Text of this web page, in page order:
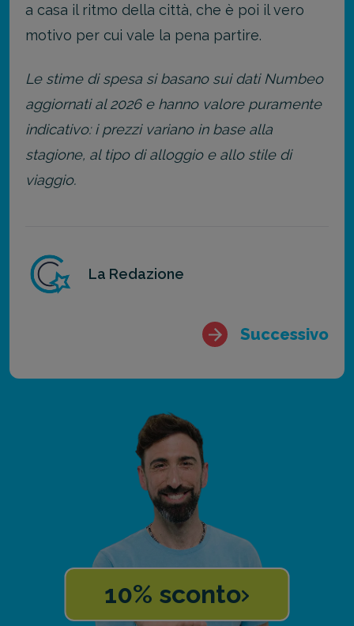
a casa il ritmo della città, che è poi il vero
motivo per cui vale la pena partire.
Le stime di spesa si basano sui dati Numbeo
aggiornati al 2026 e hanno valore puramente
indicativo: i prezzi variano in base alla
stagione, al tipo di alloggio e allo stile di
viaggio.
La Redazione
Successivo
10% sconto